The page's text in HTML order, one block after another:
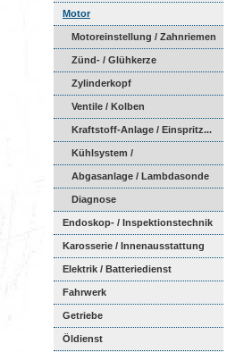
Motor
Motoreinstellung / Zahnriemen
Zünd- / Glühkerze
Zylinderkopf
Ventile / Kolben
Kraftstoff-Anlage / Einspritz...
Kühlsystem /
Schlauchverbindu...
Abgasanlage / Lambdasonde
Diagnose
Endoskop- / Inspektionstechnik
Karosserie / Innenausstattung
Elektrik / Batteriedienst
Fahrwerk
Getriebe
Öldienst